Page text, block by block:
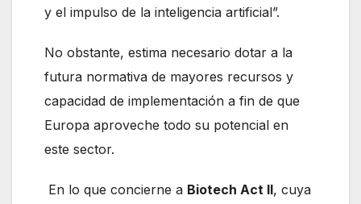
y el impulso de la inteligencia artificial”.
No obstante, estima necesario dotar a la
futura normativa de mayores recursos y
capacidad de implementación a fin de que
Europa aproveche todo su potencial en
este sector.
En lo que concierne a Biotech Act II, cuya